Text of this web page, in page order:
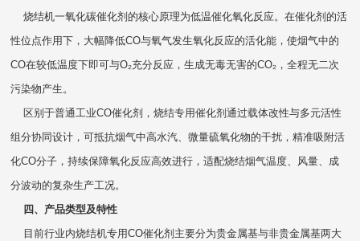
烧结机一氧化碳催化剂的核心原理为低温催化氧化反应。在催化剂的活
性位点作用下，大幅降低CO与氧气发生氧化反应的活化能，使烟气中的
CO在较低温度下即可与O₂充分反应，生成无毒无害的CO₂，全程无二次
污染物产生。
区别于普通工业CO催化剂，烧结专用催化剂通过载体改性与多元活性
组分协同设计，可抵抗烟气中高水汽、微量硫氧化物的干扰，精准吸附活
化CO分子，持续保障氧化反应高效进行，适配烧结烟气温度、风量、成
分波动的复杂生产工况。
四、产品类型及特性
目前行业内烧结机专用CO催化剂主要分为贵金属基与非贵金属基两大